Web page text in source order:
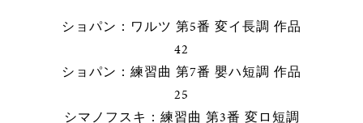
ショパン：ワルツ 第5番 変イ長調 作品
42
ショパン：練習曲 第7番 嬰ハ短調 作品
25
シマノフスキ：練習曲 第3番 変ロ短調